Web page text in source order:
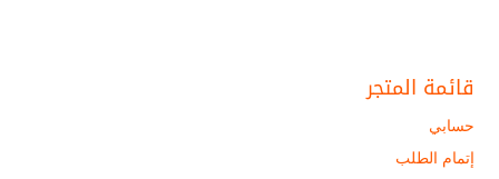
قائمة المتجر
حسابي
إتمام الطلب